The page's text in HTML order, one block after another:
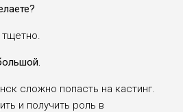
сложно попасть на кастинг.
и получить роль в